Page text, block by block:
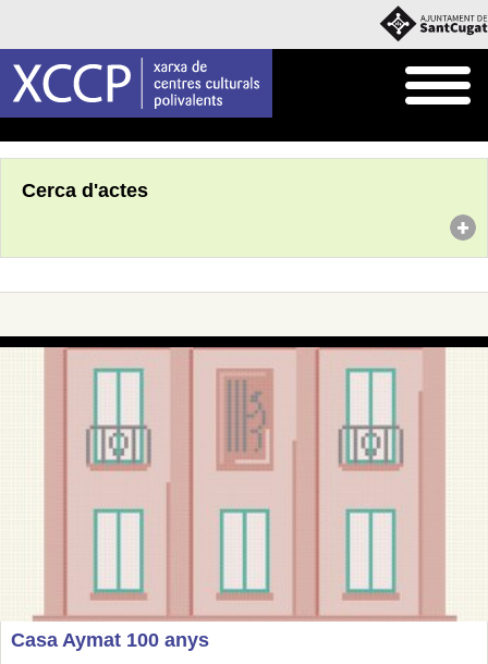
Cerca d'actes
Casa Aymat 100 anys